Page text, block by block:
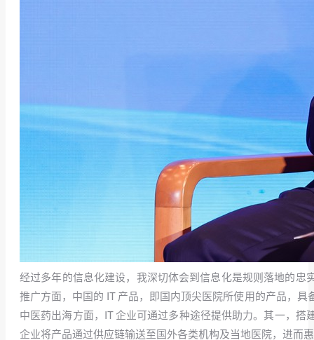
经过多年的信息化建设，我深切体会到信息化是规则落地的忠
推广方面，中国的 IT 产品，即国内顶尖医院所使用的产品，
中医药出海方面，IT 企业可通过多种途径提供助力。其一，
企业将产品通过供应链输送至国外各类机构及当地医院，进而